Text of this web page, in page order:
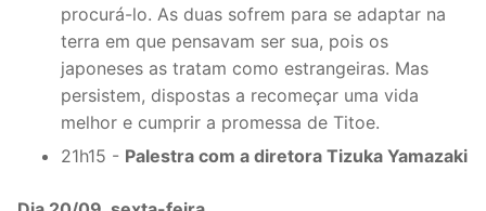
procurá-lo. As duas sofrem para se adaptar na
terra em que pensavam ser sua, pois os
japoneses as tratam como estrangeiras. Mas
persistem, dispostas a recomeçar uma vida
melhor e cumprir a promessa de Titoe.
21h15 - Palestra com a diretora Tizuka Yamazaki